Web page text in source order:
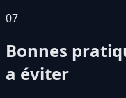
07
Bonnes
a éviter